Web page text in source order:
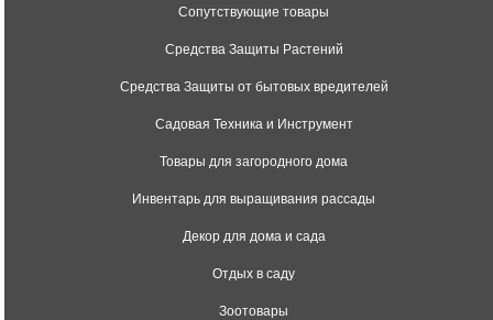
Сопутствующие товары
Средства Защиты Растений
Средства Защиты от бытовых вредителей
Садовая Техника и Инструмент
Товары для загородного дома
Инвентарь для выращивания рассады
Декор для дома и сада
Отдых в саду
Зоотовары